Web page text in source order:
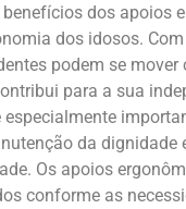
dos apoios
dos idosos.
podem se
para a sua
da dignidade
Os apoios
conforme as